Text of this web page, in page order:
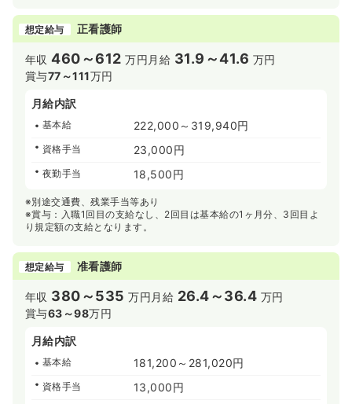
想定給与 正看護師
年収460～612 万円 月給 31.9～41.6 万円
賞与77～111万円
月給内訳
基本給 222,000～319,940円
資格手当 23,000円
夜勤手当 18,500円
※別途交通費、残業手当等あり
※賞与：入職1回目の支給なし、2回目は基本給の1ヶ月分、3回目よ
り規定額の支給となります。
想定給与 准看護師
年収 380～535 万円 月給 26.4～36.4 万円
賞与63～98万円
月給内訳
基本給 181,200～281,020円
資格手当 13,000円